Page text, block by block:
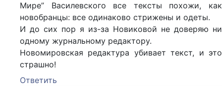
Мире” Василевского все тексты похожи, как
новобранцы: все одинаково стрижены и одеты.
И до сих пор я из-за Новиковой не доверяю ни
одному журнальному редактору.
Новомировская редактура убивает текст, и это
страшно!
Ответить